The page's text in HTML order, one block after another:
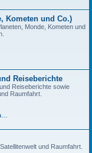
Kometen und Co.)
Monde, Kometen und
Reiseberichte
Reiseberichte sowie
Raumfahrt.
und Raumfahrt.